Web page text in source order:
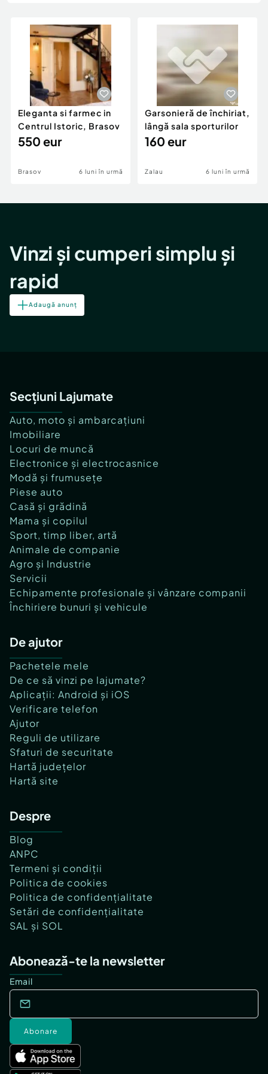
Animale de companie
Afaceri și echipamente profesionale
Inchiriere Bunuri si Vehicule
Piese auto si accesorii
Dacia Duster
Eleganta si farmec in
Centrul Istoric, Brasov
550 eur
Brasov 6 luni în urmă
Garsonieră de închiriat,
lângă sala sporturilor
160 eur
Zalau 6 luni în urmă
Vinzi și cumperi simplu și
rapid
Adaugă anunț
Secțiuni Lajumate
Auto, moto și ambarcațiuni
Imobiliare
Locuri de muncă
Electronice și electrocasnice
Modă și frumusețe
Piese auto
Casă și grădină
Mama și copilul
Sport, timp liber, artă
Animale de companie
Agro și Industrie
Servicii
Echipamente profesionale și vânzare companii
Închiriere bunuri și vehicule
De ajutor
Pachetele mele
De ce să vinzi pe lajumate?
Aplicații: Android și iOS
Verificare telefon
Ajutor
Reguli de utilizare
Sfaturi de securitate
Hartă județelor
Hartă site
Despre
Blog
ANPC
Termeni și condiții
Politica de cookies
Politica de confidențialitate
Setări de confidențialitate
SAL și SOL
Abonează-te la newsletter
Email
Abonare